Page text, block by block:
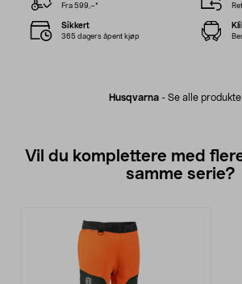
Husqvarna - Se alle
Fra 599,–*
Sikkert
365 dagers åpent kjøp
Vil du komplettere med
samme serie?